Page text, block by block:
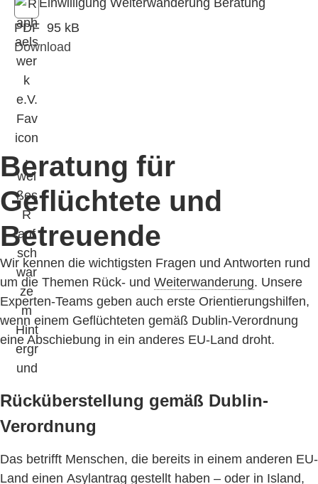
PDF 95 kB
Download
Beratung für
Geflüchtete und
Betreuende
Wir kennen die wichtigsten Fragen und Antworten rund
um die Themen Rück- und Weiterwanderung. Unsere
Experten-Teams geben auch erste Orientierungshilfen,
wenn einem Geflüchteten gemäß Dublin-Verordnung
eine Abschiebung in ein anderes EU-Land droht.
Rücküberstellung gemäß Dublin-
Verordnung
Das betrifft Menschen, die bereits in einem anderen EU-
Land einen Asylantrag gestellt haben – oder in Island,